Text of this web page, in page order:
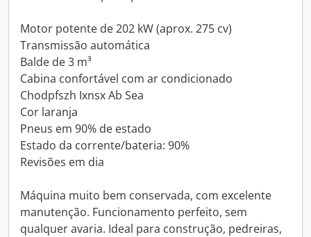
Motor potente de 202 kW (aprox. 275 cv)
Transmissão automática
Balde de 3 m³
Cabina confortável com ar condicionado
Chodpfszh Ixnsx Ab Sea
Cor laranja
Pneus em 90% de estado
Estado da corrente/bateria: 90%
Revisões em dia
Máquina muito bem conservada, com excelente
manutenção. Funcionamento perfeito, sem
qualquer avaria. Ideal para construção, pedreiras,